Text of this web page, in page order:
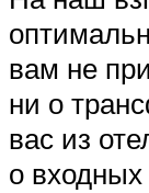
вам не
ни о
вас из
о входных